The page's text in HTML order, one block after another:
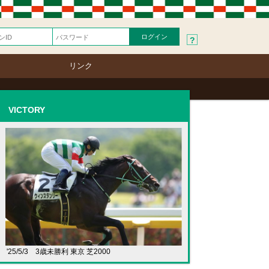
?
リンク
VICTORY
'25/5/3 3歳未勝利 東京 芝2000